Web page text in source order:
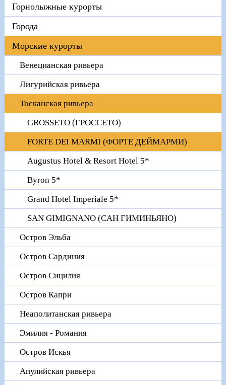
Горнолыжные курорты
Города
Морские курорты
Венецианская ривьера
Лигурийская ривьера
Тосканская ривьера
GROSSETO (ГРОССЕТО)
FORTE DEI MARMI (ФОРТЕ ДЕЙМАРМИ)
Augustus Hotel & Resort Hotel 5*
Byron 5*
Grand Hotel Imperiale 5*
SAN GIMIGNANO (CАН ГИМИНЬЯНО)
Остров Эльба
Остров Сардиния
Остров Сицилия
Остров Капри
Неаполитанская ривьера
Эмилия - Романия
Остров Искья
Апулийская ривьера